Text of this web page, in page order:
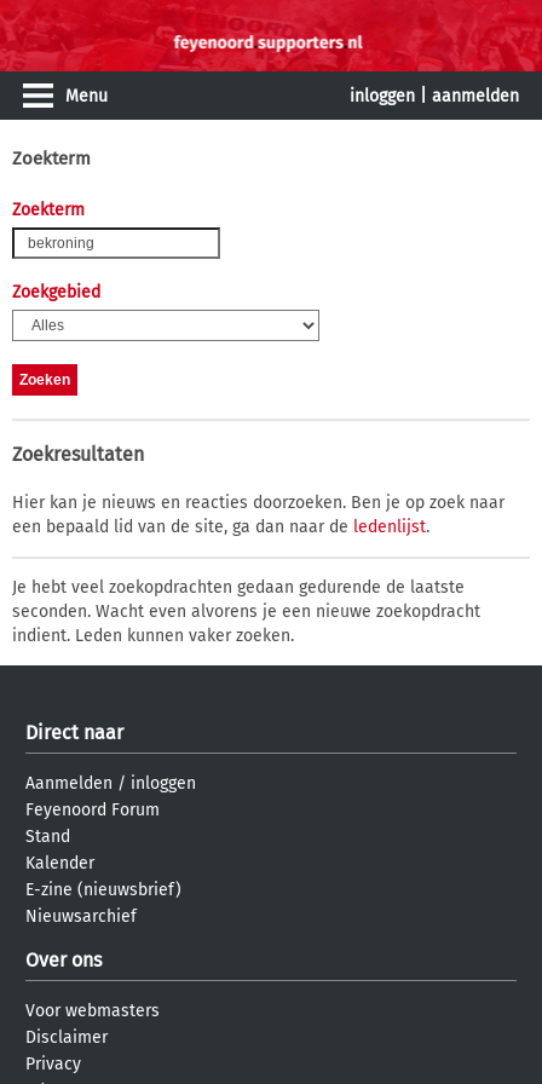
Menu inloggen aanmelden
Zoekterm
Zoekterm
Zoekgebied
Zoekresultaten
Hier kan je nieuws en reacties doorzoeken. Ben je op zoek naar
een bepaald lid van de site, ga dan naar de ledenlijst.
Je hebt veel zoekopdrachten gedaan gedurende de laatste
seconden. Wacht even alvorens je een nieuwe zoekopdracht
indient. Leden kunnen vaker zoeken.
Direct naar
Aanmelden / inloggen
Feyenoord Forum
Stand
Kalender
E-zine (nieuwsbrief)
Nieuwsarchief
Over ons
Voor webmasters
Disclaimer
Privacy